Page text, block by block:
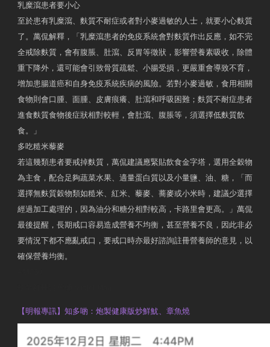
乳糜瀉患者要小心
至於患有乳糜瀉、麩質不耐症或者對小麥過敏的人士，就要小心麩質
了。萬侃解釋，「乳糜瀉患者的免疫系統會對麩質作出反應，如不完
全戒除麩質，會有腹脹、肚瀉、反胃等徵狀，影響營養素吸收，除體
重下降外，還可能會引致骨質疏鬆、小腸受損，更嚴重會導致不育，
增加患腸道癌和自身免疫系統疾病的風險。若對小麥過敏，食用相關
食物則會口腫、面腫、皮膚痕癢、肚瀉和呼吸困難；麩質不耐症患者
進食麩質食物後症狀相對較輕，會肚瀉、腹脹等，須選擇低麩質飲
食。」
多吃糙米藜麥
若這幾類患者要戒掉麩質，萬侃建議應緊貼飲食金字塔，選用全穀物
為主食，配合足夠蔬菜水果、適量蛋白質以及小量鹽、油、糖，「而
選擇無麩質穀物類如糙米、紅米、藜麥、蕎麥或小米時，建議少選擇
經過加工處理的，因為油分和糖分相對較高，卡路里會更高。」萬侃
最後提醒，長期戒口容易造成營養不均衡，甚至營養不良，因此非必
要情況下都不應亂戒口，要戒口時亦最好諮詢註冊營養師的意見，以
確保營養均衡。
【明報專訊】知多啲：炮製健康版炒鮮魷、章魚燒